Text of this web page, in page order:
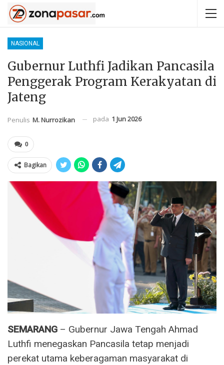
NASIONAL
Gubernur Luthfi Jadikan Pancasila
Penggerak Program Kerakyatan di
Jateng
Penulis M. Nurrozikan pada 1 Jun 2026
0
Bagikan
SEMARANG – Gubernur Jawa Tengah Ahmad
Luthfi menegaskan Pancasila tetap menjadi
perekat utama keberagaman masyarakat di